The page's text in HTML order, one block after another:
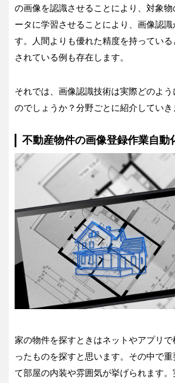
の画像を認識させることにより、対象物
ータに学習させることにより、画像認識
す。人間よりも優れた精度を持っている
されている例も存在します。
それでは、画像認識技術は実際どのよ
のでしょうか？分野ごとに紹介していき
不動産物件の画像登録作業自動
家の物件を探すときはネットやアプリ
ったものを探すと思います。その中で
て部屋の内装や雰囲気が挙げられます